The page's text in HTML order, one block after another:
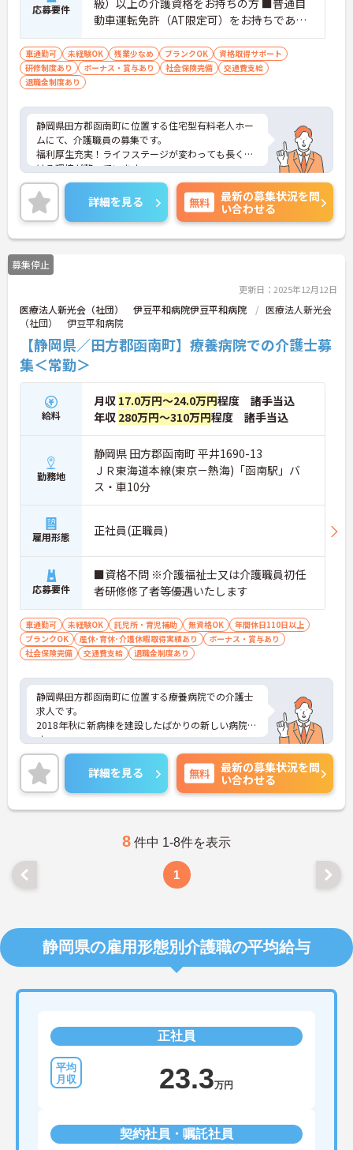
応募要件
動車運転免許（AT限定可）をお持ちであれ
ば尚可 ■介護業務経験があれば尚可 ■PCの
基本操作ができる方
車通勤可 未経験OK 残業少なめ ブランクOK
資格取得サポート
研修制度あり
ボーナス・賞与あり 社会保険完備
交通費支給
退職金制度あり
静岡県田方郡函南町に位置する住宅型有料老人ホー
ムにて、介護職員の募集です。
福利厚生充実！ライフステージが変わっても長く働
ける環境が整っています。
ご興味ある方には、面接対策ポイントなど、さらに
詳細をお話しいたしますのでお気軽にご相談くださ
い！
詳細を見る 無料
最新の募集状況を問
い合わせる
募集停止
更新日：2025年12月12日
医療法人新光会（社団） 伊豆平和病院伊豆平和病院
医療法人新光会
（社団） 伊豆平和病院
【静岡県／田方郡函南町】療養病院での介護士募
集＜常勤＞
給料
月収 17.0万円～24.0万円程度 諸手当込
年収 280万円～310万円程度 諸手当込
勤務地
静岡県 田方郡函南町 平井1690-13
ＪＲ東海道本線(東京－熱海)「函南駅」バ
ス・車10分
雇用形態 正社員(正職員)
応募要件
■資格不問 ※介護福祉士又は介護職員初任
者研修修了者等優遇いたします
車通勤可 未経験OK 託児所・育児補助 無資格OK
年間休日110日以上
ブランクOK
産休･育休･介護休暇取得実績あり
ボーナス・賞与あり
社会保険完備
交通費支給 退職金制度あり
静岡県田方郡函南町に位置する療養病院での介護士
求人です。
2018年秋に新病棟を建設したばかりの新しい病院で
す。
最新設備（電子カルテ、CT等）の導入により業務も
軽減し、働きやすさUPした病院で新たなスタートを
切りませんか？
月9～10日休み、年間休日113日、最寄り駅からの病
院専用通勤バスあり等、充実の福利厚生で安心して
興味のある方は是非ご応募ください。
詳細を見る 無料
最新の募集状況を問
い合わせる
8 件中 1-8件を表示
1
静岡県の雇用形態別介護職の平均給与
正社員
23.3万円
契約社員・嘱託社員